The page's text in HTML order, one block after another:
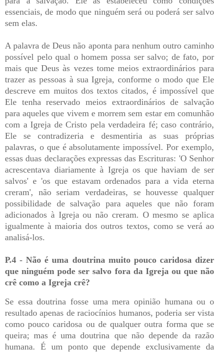
essenciais, de modo que ninguém será ou poderá ser salvo
sem elas.
A palavra de Deus não aponta para nenhum outro caminho
possível pelo qual o homem possa ser salvo; de fato, por
mais que Deus às vezes tome meios extraordinários para
trazer as pessoas à sua Igreja, conforme o modo que Ele
descreve em muitos dos textos citados, é impossível que
Ele tenha reservado meios extraordinários de salvação
para aqueles que vivem e morrem sem estar em comunhão
com a Igreja de Cristo pela verdadeira fé; caso contrário,
Ele se contradizeria e desmentiria as suas próprias
palavras, o que é absolutamente impossível. Por exemplo,
essas duas declarações expressas das Escrituras: 'O Senhor
acrescentava diariamente à Igreja os que haviam de ser
salvos' e 'os que estavam ordenados para a vida eterna
creram', não seriam verdadeiras, se houvesse qualquer
possibilidade de salvação para aqueles que não foram
adicionados à Igreja ou não creram. O mesmo se aplica
igualmente à maioria dos outros textos, como se verá ao
analisá-los.
P.4 - Não é uma doutrina muito pouco caridosa dizer
que ninguém pode ser salvo fora da Igreja ou que não
crê como a Igreja crê?
Se essa doutrina fosse uma mera opinião humana ou o
resultado apenas de raciocínios humanos, poderia ser vista
como pouco caridosa ou de qualquer outra forma que se
queira; mas é uma doutrina que não depende da razão
humana. É um ponto que depende exclusivamente da